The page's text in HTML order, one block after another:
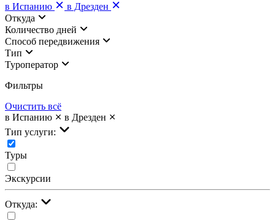
в Испанию
в Дрезден
Откуда
Количество дней
Cпособ передвижения
Тип
Туроператор
Фильтры
Очистить всё
в Испанию
в Дрезден
Тип услуги:
Туры
Экскурсии
Откуда: